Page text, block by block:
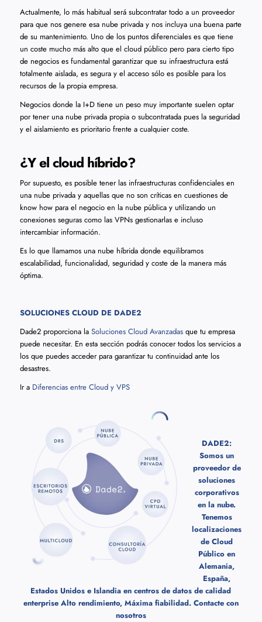
Actualmente, lo más habitual será subcontratar todo a un proveedor
para que nos genere esa nube privada y nos incluya una buena parte
de su mantenimiento. Uno de los puntos diferenciales es que tiene
un coste mucho más alto que el cloud público pero para cierto tipo
de negocios es fundamental garantizar que su infraestructura está
totalmente aislada, es segura y el acceso sólo es posible para los
recursos de la propia empresa.
Negocios donde la I+D tiene un peso muy importante suelen optar
por tener una nube privada propia o subcontratada pues la seguridad
y el aislamiento es prioritario frente a cualquier coste.
¿Y el cloud híbrido?
Por supuesto, es posible tener las infraestructuras confidenciales en
una nube privada y aquellas que no son críticas en cuestiones de
know how para el negocio en la nube pública y utilizando un
conexiones seguras como las VPNs gestionarlas e incluso
intercambiar información.
Es lo que llamamos una nube híbrida donde equilibramos
escalabilidad, funcionalidad, seguridad y coste de la manera más
óptima.
SOLUCIONES CLOUD DE DADE2
Dade2 proporciona la Soluciones Cloud Avanzadas que tu empresa
puede necesitar. En esta sección podrás conocer todos los servicios a
los que puedes acceder para garantizar tu continuidad ante los
desastres.
Ir a Diferencias entre Cloud y VPS
DADE2:
Somos un
proveedor de
soluciones
corporativos
en la nube.
Tenemos
localizaciones
de Cloud
Público en
Alemania,
España,
Estados Unidos e Islandia en centros de datos de calidad
enterprise Alto rendimiento, Máxima fiabilidad. Contacte con
nosotros